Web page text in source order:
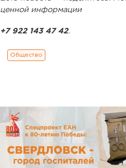
ценной информации
+7 922 143 47 42.
Общество